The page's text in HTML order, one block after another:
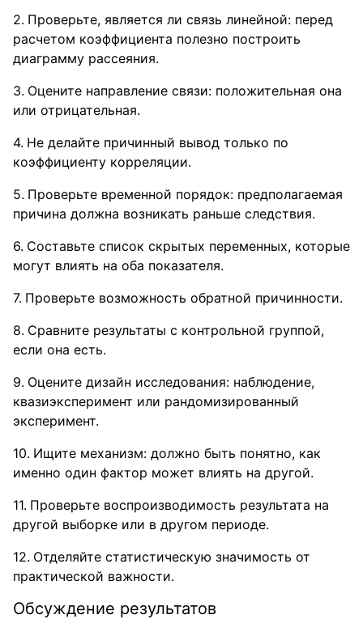
Проверьте, является ли связь линейной: перед
расчетом коэффициента полезно построить
диаграмму рассеяния.
Оцените направление связи: положительная она
или отрицательная.
Не делайте причинный вывод только по
коэффициенту корреляции.
Проверьте временной порядок: предполагаемая
причина должна возникать раньше следствия.
Составьте список скрытых переменных, которые
могут влиять на оба показателя.
Проверьте возможность обратной причинности.
Сравните результаты с контрольной группой,
если она есть.
Оцените дизайн исследования: наблюдение,
квазиэксперимент или рандомизированный
эксперимент.
Ищите механизм: должно быть понятно, как
именно один фактор может влиять на другой.
Проверьте воспроизводимость результата на
другой выборке или в другом периоде.
Отделяйте статистическую значимость от
практической важности.
Обсуждение результатов